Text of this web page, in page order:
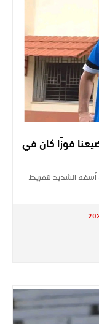
فوزًا كان في
الشديد لتفريط